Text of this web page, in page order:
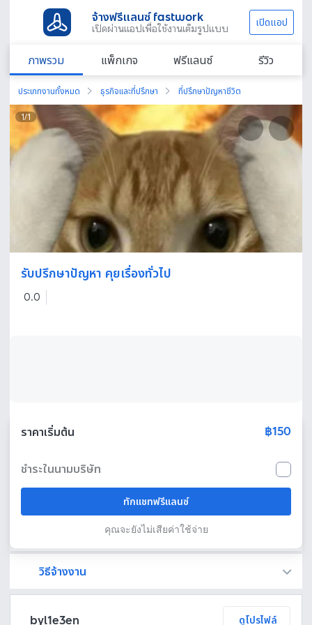
จ้างฟรีแลนซ์ fastwork
เปิดผ่านแอปเพื่อใช้งานเต็มรูปแบบ เปิดแอป
ภาพรวม แพ็กเกจ ฟรีแลนซ์ รีวิว
ประเภทงานทั้งหมด ธุรกิจและที่ปรึกษา ที่ปรึกษาปัญหาชีวิต
1/1
รับปรึกษาปัญหา คุยเรื่องทั่วไป
0.0
ราคาเริ่มต้น ฿150
ชำระในนามบริษัท
ทักแชทฟรีแลนซ์
คุณจะยังไม่เสียค่าใช้จ่าย
วิธีจ้างงาน
byl1e3en ดูโปรไฟล์